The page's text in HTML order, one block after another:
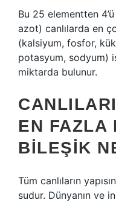
Bu 25 elementten
azot) canlılarda en
(kalsiyum, fosfor,
potasyum, sodyum)
miktarda bulunur.
EN FAZLA
BILEŞIK
Tüm canlıların
sudur. Dünyanın ve